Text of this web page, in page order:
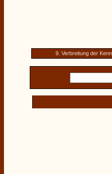
9. Verbreitung der